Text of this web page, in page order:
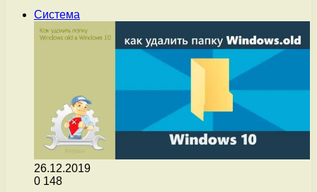
Система
26.12.2019
0 148